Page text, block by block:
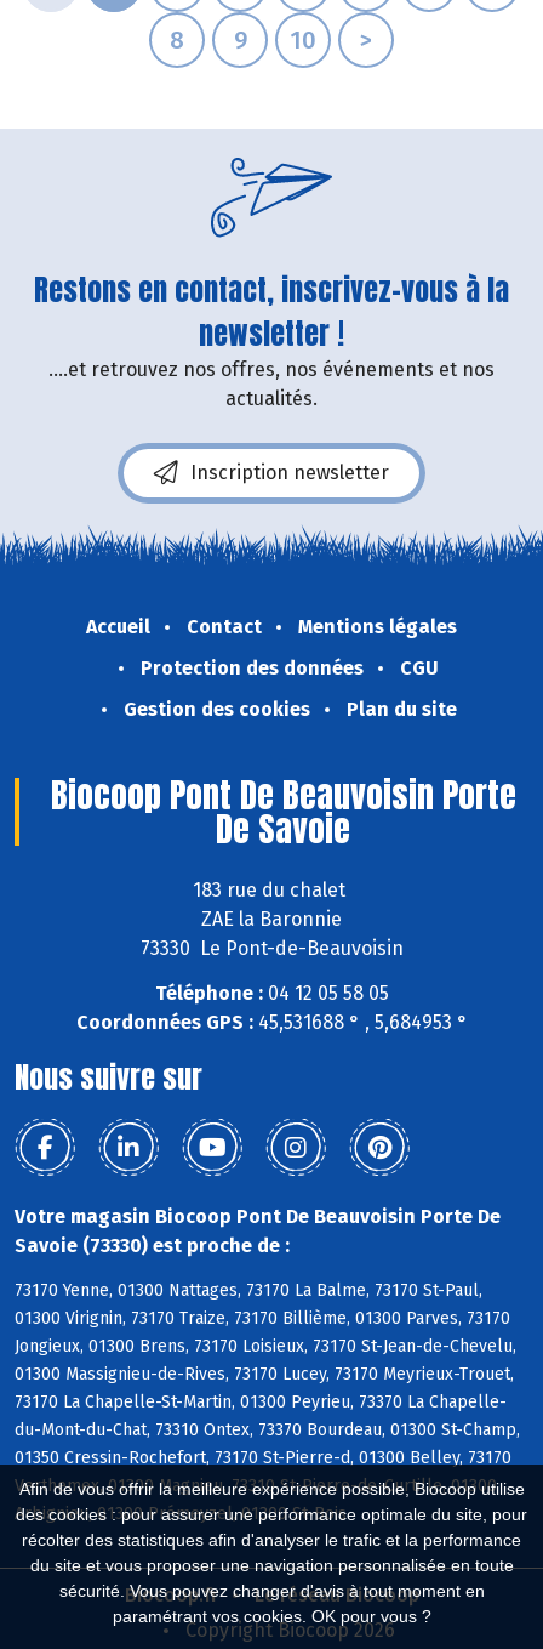
Afin de vous offrir la meilleure expérience possible, Biocoop utilise
des cookies : pour assurer une performance optimale du site, pour
récolter des statistiques afin d'analyser le trafic et la performance
du site et vous proposer une navigation personnalisée en toute
sécurité. Vous pouvez changer d'avis à tout moment en
paramétrant vos cookies. OK pour vous ?
8
9 10 >
Restons en contact, inscrivez-vous à la
newsletter !
....et retrouvez nos offres, nos événements et nos
actualités.
Inscription newsletter
Accueil Contact
Mentions légales
Protection des données
CGU
Gestion des cookies
Plan du site
Biocoop Pont De Beauvoisin Porte
De Savoie
183 rue du chalet
ZAE la Baronnie
73330 Le Pont-de-Beauvoisin
Téléphone :04 12 05 58 05
Coordonnées GPS :45,531688 ° , 5,684953 °
Nous suivre sur
Votre magasin Biocoop Pont De Beauvoisin Porte De
Savoie (73330) est proche de :
73170 Yenne, 01300 Nattages, 73170 La Balme, 73170 St-Paul,
01300 Virignin, 73170 Traize, 73170 Billième, 01300 Parves, 73170
Jongieux, 01300 Brens, 73170 Loisieux, 73170 St-Jean-de-Chevelu,
01300 Massignieu-de-Rives, 73170 Lucey, 73170 Meyrieux-Trouet,
73170 La Chapelle-St-Martin, 01300 Peyrieu, 73370 La Chapelle-
du-Mont-du-Chat, 73310 Ontex, 73370 Bourdeau, 01300 St-Champ,
01350 Cressin-Rochefort, 73170 St-Pierre-d, 01300 Belley, 73170
Verthemex, 01300 Magnieu, 73310 St-Pierre-de-Curtille, 01300
Arbignieu, 01300 Prémeyzel, 01300 St-Bois
Biocoop.fr
Le réseau Biocoop
Copyright Biocoop 2026